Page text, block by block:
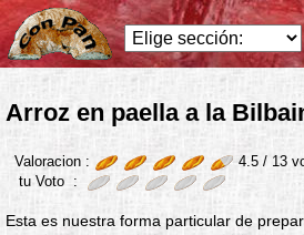
Arroz en paella a la
Valoracion : 4.5 / 13
tu Voto :
Esta es nuestra forma particular de